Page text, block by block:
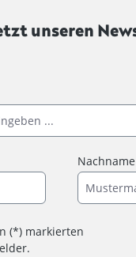
unseren
Nachname
(*) markierten